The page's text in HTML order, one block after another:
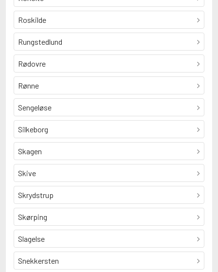
Roskilde
Rungstedlund
Rødovre
Rønne
Sengeløse
Silkeborg
Skagen
Skive
Skrydstrup
Skørping
Slagelse
Snekkersten